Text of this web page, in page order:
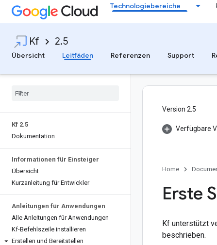
Technologiebereiche
Kf 2.5
Übersicht Leitfäden Referenzen Support
Kf 2.5
Dokumentation
Informationen für Einsteiger
Übersicht
Kurzanleitung für Entwickler
Anleitungen für Anwendungen
Alle Anleitungen für Anwendungen
Kf-Befehlszeile installieren
Erstellen und Bereitstellen
Version 2.5
Verfügbare
Home
Erste
Kf unterstützt
beschrieben.